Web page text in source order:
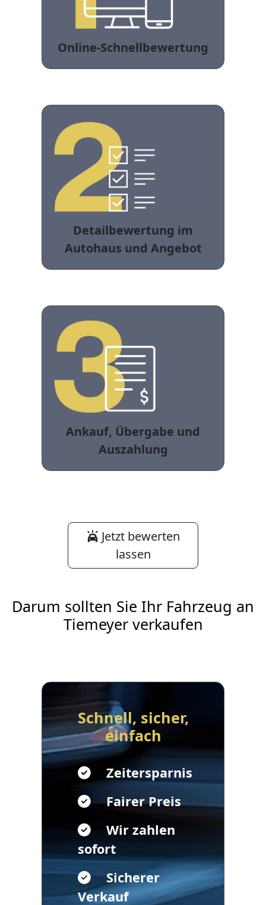
Online-Schnellbewertung
Detailbewertung im
Autohaus und Angebot
Ankauf, Übergabe und
Auszahlung
Jetzt bewerten
lassen
Darum sollten Sie Ihr Fahrzeug an
Tiemeyer verkaufen
Schnell, sicher,
einfach
Zeitersparnis
Fairer Preis
Wir zahlen
sofort
Sicherer
Verkauf